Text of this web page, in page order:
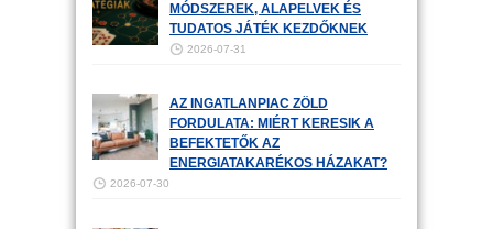
MÓDSZEREK, ALAPELVEK ÉS
TUDATOS JÁTÉK KEZDŐKNEK
2026-07-31
AZ INGATLANPIAC ZÖLD
FORDULATA: MIÉRT KERESIK A
BEFEKTETŐK AZ
ENERGIATAKARÉKOS HÁZAKAT?
2026-07-30